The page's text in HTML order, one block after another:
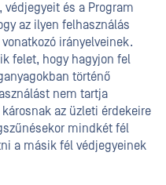
és a Program
az ilyen felhasználás
irányelveinek.
felet, hogy hagyjon fel
történő
nem tartja
az üzleti érdekeire
mindkét fél
a másik fél védjegyeinek